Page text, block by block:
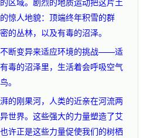
惊人地貌：顶端终年积雪的群
的丛林，以及有毒的沼泽。
断变异来适应环境的挑战——适
毒的沼泽里，生活着会呼吸空气
。
的刚果河，人类的近亲在河流两
世界。这些强大的力量塑造了艾
许正是这些力量促使我们的树栖